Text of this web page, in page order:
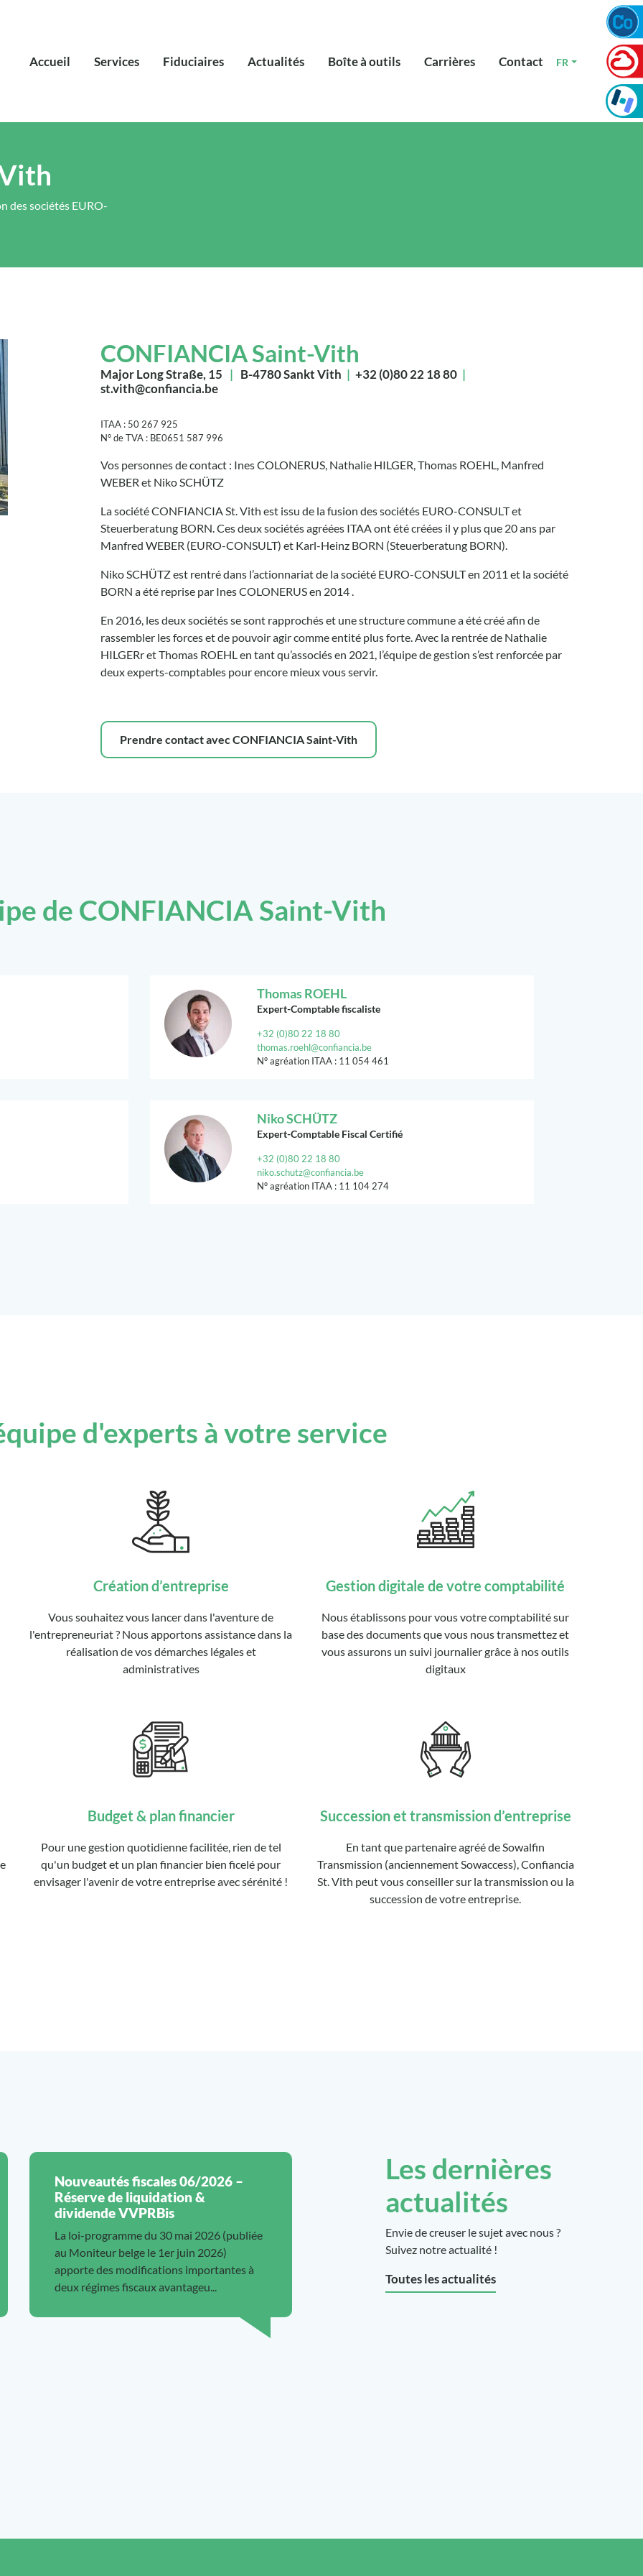
Accueil Services Fiduciaires Actualités Boîte à outils Carrières Contact FR
des sociétés EURO-
CONFIANCIA Saint-Vith
Major Long Straße, 15 | B-4780 Sankt Vith | +32 (0)80 22 18 80 |
st.vith@confiancia.be
ITAA : 50 267 925
N° de TVA : BE0651 587 996
Vos personnes de contact : Ines COLONERUS, Nathalie HILGER, Thomas ROEHL, Manfred
WEBER et Niko SCHÜTZ
La société CONFIANCIA St. Vith est issu de la fusion des sociétés EURO-CONSULT et
Steuerberatung BORN. Ces deux sociétés agréées ITAA ont été créées il y plus que 20 ans par
Manfred WEBER (EURO-CONSULT) et Karl-Heinz BORN (Steuerberatung BORN).
Niko SCHÜTZ est rentré dans l’actionnariat de la société EURO-CONSULT en 2011 et la société
BORN a été reprise par Ines COLONERUS en 2014 .
En 2016, les deux sociétés se sont rapprochés et une structure commune a été créé afin de
rassembler les forces et de pouvoir agir comme entité plus forte. Avec la rentrée de Nathalie
HILGERr et Thomas ROEHL en tant qu’associés en 2021, l’équipe de gestion s’est renforcée par
deux experts-comptables pour encore mieux vous servir.
Prendre contact avec CONFIANCIA Saint-Vith
de CONFIANCIA Saint-Vith
Thomas ROEHL
Expert-Comptable fiscaliste
+32 (0)80 22 18 80
thomas.roehl@confiancia.be
N° agréation ITAA : 11 054 461
Niko SCHÜTZ
Expert-Comptable Fiscal Certifié
+32 (0)80 22 18 80
niko.schutz@confiancia.be
N° agréation ITAA : 11 104 274
d'experts à votre service
Création d’entreprise
Vous souhaitez vous lancer dans l'aventure de
l'entrepreneuriat ? Nous apportons assistance dans la
réalisation de vos démarches légales et
administratives
Gestion digitale de votre comptabilité
Nous établissons pour vous votre comptabilité sur
base des documents que vous nous transmettez et
vous assurons un suivi journalier grâce à nos outils
digitaux
Budget & plan financier
Pour une gestion quotidienne facilitée, rien de tel
qu'un budget et un plan financier bien ficelé pour
envisager l'avenir de votre entreprise avec sérénité !
Succession et transmission d’entreprise
En tant que partenaire agréé de Sowalfin
Transmission (anciennement Sowaccess), Confiancia
St. Vith peut vous conseiller sur la transmission ou la
succession de votre entreprise.
Nouveautés fiscales 06/2026 –
Réserve de liquidation &
dividende VVPRBis
La loi-programme du 30 mai 2026 (publiée
au Moniteur belge le 1er juin 2026)
apporte des modifications importantes à
deux régimes fiscaux avantageu...
Les dernières
actualités
Envie de creuser le sujet avec nous ?
Suivez notre actualité !
Toutes les actualités